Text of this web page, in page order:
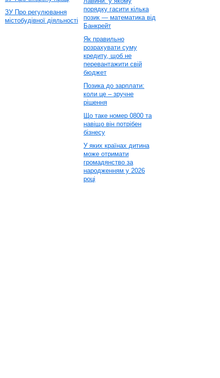
ЗУ Про регулювання
містобудівної діяльності
порядку гасити кілька
позик — математика від
Банкрейт
Як правильно
розрахувати суму
кредиту, щоб не
перевантажити свій
бюджет
Позика до зарплати:
коли це – зручне
рішення
Що таке номер 0800 та
навіщо він потрібен
бізнесу
У яких країнах дитина
може отримати
громадянство за
народженням у 2026
році